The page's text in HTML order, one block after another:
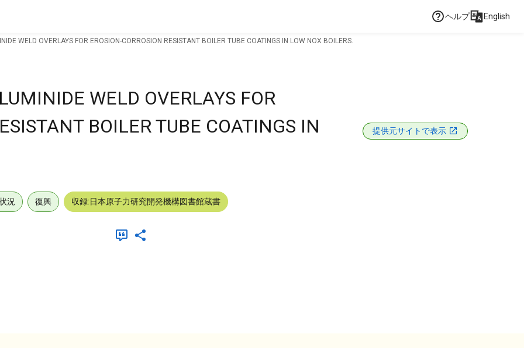
ヘルプ English
WELD OVERLAYS FOR EROSION-CORROSION RESISTANT BOILER TUBE COATINGS IN LOW NOX BOILERS.
WELD OVERLAYS FOR
BOILER TUBE COATINGS IN
提供元サイトで表示
況 復興 収録:日本原子力研究開発機構図書館蔵書